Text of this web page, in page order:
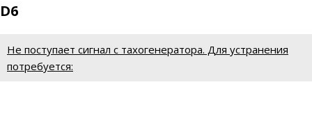
D6
Не поступает сигнал с тахогенератора. Для устранения
потребуется: